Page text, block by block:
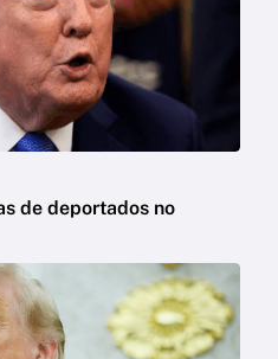
de deportados no